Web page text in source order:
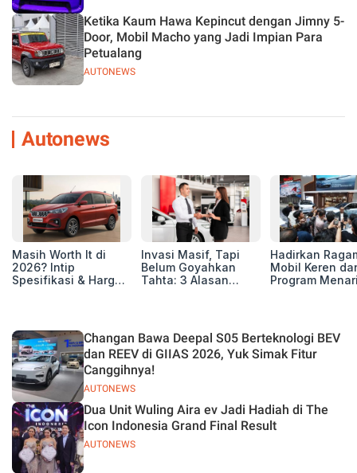
AUTONEWS
Ketika Kaum Hawa Kepincut dengan Jimny 5-
Door, Mobil Macho yang Jadi Impian Para
Petualang
Autonews
Masih Worth It di
2026? Intip
Spesifikasi & Harga
Invasi Masif, Tapi
Belum Goyahkan
Tahta: 3 Alasan
Jepang
Hadirkan
Mobil Keren
Program
AUTONEWS
Changan Bawa Deepal S05 Berteknologi BEV
dan REEV di GIIAS 2026, Yuk Simak Fitur
Canggihnya!
AUTONEWS
Dua Unit Wuling Aira ev Jadi Hadiah di The
Icon Indonesia Grand Final Result